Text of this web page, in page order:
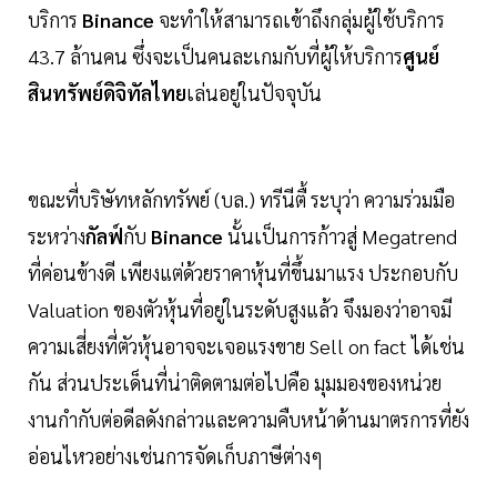
บริการ Binance จะทำให้สามารถเข้าถึงกลุ่มผู้ใช้บริการ
43.7 ล้านคน ซึ่งจะเป็นคนละเกมกับที่ผู้ให้บริการศูนย์
สินทรัพย์ดิจิทัลไทยเล่นอยู่ในปัจจุบัน
ขณะที่บริษัทหลักทรัพย์ (บล.) ทรีนีตื้ ระบุว่า ความร่วมมือ
ระหว่างกัลฟ์กับ Binance นั้นเป็นการก้าวสู่ Megatrend
ที่ค่อนข้างดี เพียงแต่ด้วยราคาหุ้นที่ขึ้นมาแรง ประกอบกับ
Valuation ของตัวหุ้นที่อยู่ในระดับสูงแล้ว จึงมองว่าอาจมี
ความเสี่ยงที่ตัวหุ้นอาจจะเจอแรงขาย Sell on fact ได้เช่น
กัน ส่วนประเด็นที่น่าติดตามต่อไปคือ มุมมองของหน่วย
งานกำกับต่อดีลดังกล่าวและความคืบหน้าด้านมาตรการที่ยัง
อ่อนไหวอย่างเช่นการจัดเก็บภาษีต่างๆ